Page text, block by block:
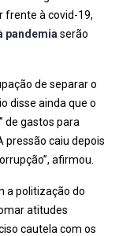
frente à covid-19,
pandemia serão
de separar o
disse ainda que o
de gastos para
pressão caiu depois
afirmou.
a politização do
atitudes
cautela com os